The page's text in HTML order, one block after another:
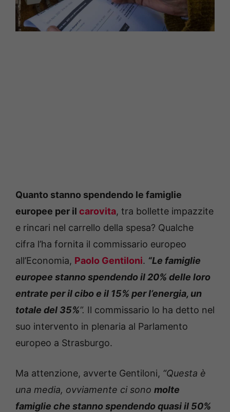
Quanto stanno spendendo le famiglie
europee per il carovita, tra bollette impazzite
e rincari nel carrello della spesa? Qualche
cifra l’ha fornita il commissario europeo
all’Economia, Paolo Gentiloni. “Le famiglie
europee stanno spendendo il 20% delle loro
entrate per il cibo e il 15% per l’energia, un
totale del 35%”. Il commissario lo ha detto nel
suo intervento in plenaria al Parlamento
europeo a Strasburgo.
Ma attenzione, avverte Gentiloni, “Questa è
una media, ovviamente ci sono molte
famiglie che stanno spendendo quasi il 50%